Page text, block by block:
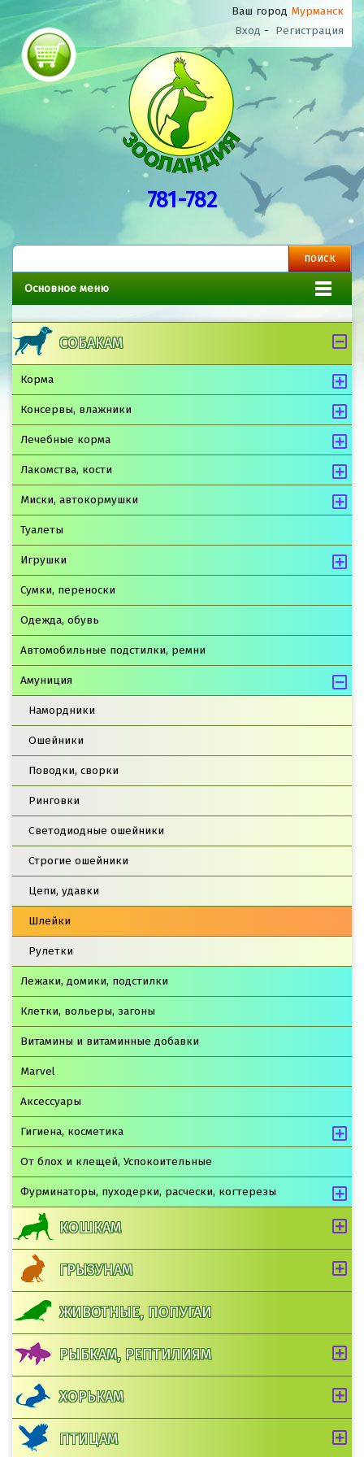
Ваш город Мурманск
Вход - Регистрация
781-782
Основное меню
СОБАКАМ
Корма
Консервы, влажники
Лечебные корма
Лакомства, кости
Миски, автокормушки
Туалеты
Игрушки
Сумки, переноски
Одежда, обувь
Автомобильные подстилки, ремни
Амуниция
Намордники
Ошейники
Поводки, сворки
Ринговки
Светодиодные ошейники
Строгие ошейники
Цепи, удавки
Шлейки
Рулетки
Лежаки, домики, подстилки
Клетки, вольеры, загоны
Витамины и витаминные добавки
Marvel
Аксессуары
Гигиена, косметика
От блох и клещей, Успокоительные
Фурминаторы, пуходерки, расчески, когтерезы
КОШКАМ
ГРЫЗУНАМ
ЖИВОТНЫЕ, ПОПУГАИ
РЫБКАМ, РЕПТИЛИЯМ
ХОРЬКАМ
ПТИЦАМ